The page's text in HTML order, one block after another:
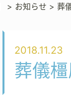
> お知らせ > 葬
2018.11.23
葬儀